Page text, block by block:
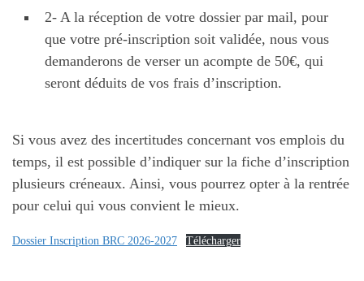
2- A la réception de votre dossier par mail, pour
que votre pré-inscription soit validée, nous vous
demanderons de verser un acompte de 50€, qui
seront déduits de vos frais d’inscription.
Si vous avez des incertitudes concernant vos emplois du
temps, il est possible d’indiquer sur la fiche d’inscription
plusieurs créneaux. Ainsi, vous pourrez opter à la rentrée
pour celui qui vous convient le mieux.
Dossier Inscription BRC 2026-2027 Télécharger